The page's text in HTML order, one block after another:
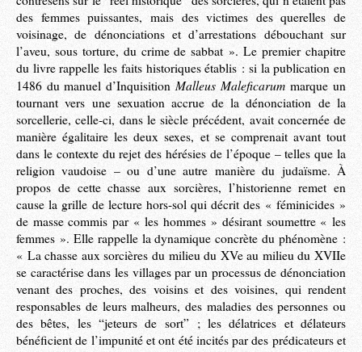
des femmes puissantes, mais des victimes des querelles de
voisinage, de dénonciations et d’arrestations débouchant sur
l’aveu, sous torture, du crime de sabbat ». Le premier chapitre
du livre rappelle les faits historiques établis : si la publication en
1486 du manuel d’InquisitionMalleus Maleficarummarque un
tournant vers une sexuation accrue de la dénonciation de la
sorcellerie, celle-ci, dans le siècle précédent, avait concernée de
manière égalitaire les deux sexes, et se comprenait avant tout
dans le contexte du rejet des hérésies de l’époque – telles que la
religion vaudoise – ou d’une autre manière du judaïsme. À
propos de cette chasse aux sorcières, l’historienne remet en
cause la grille de lecture hors-sol qui décrit des « féminicides »
de masse commis par « les hommes » désirant soumettre « les
femmes ». Elle rappelle la dynamique concrète du phénomène :
« La chasse aux sorcières du milieu du XVe au milieu du XVIIe
se caractérise dans les villages par un processus de dénonciation
venant des proches, des voisins et des voisines, qui rendent
responsables de leurs malheurs, des maladies des personnes ou
des bêtes, les “jeteurs de sort” ; les délatrices et délateurs
bénéficient de l’impunité et ont été incités par des prédicateurs et